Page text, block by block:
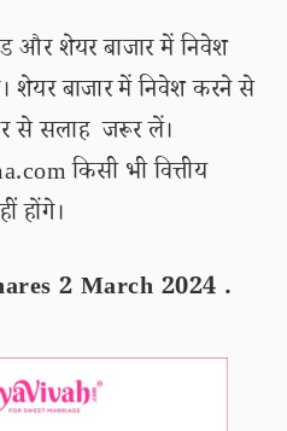
शेयर बाजार में निवेश
शेयर बाजार में निवेश करने से
से सलाह जरूर लें।
किसी भी वित्तीय
होंगे।
2 March 2024 .